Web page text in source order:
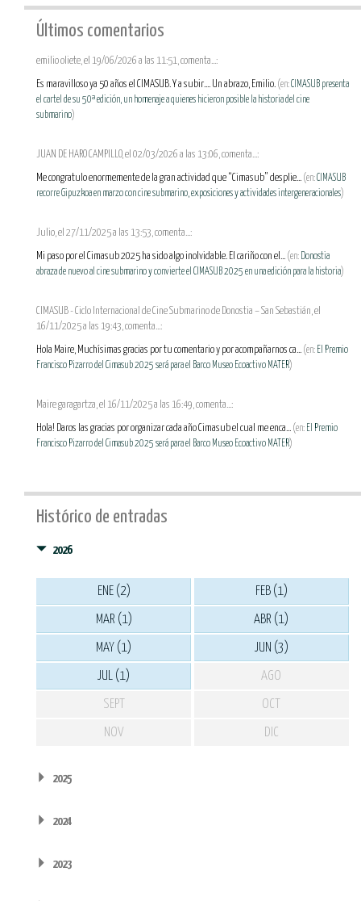
Últimos comentarios
emilio oliete, el 19/06/2026 a las 11:51, comenta...:
Es maravilloso ya 50 años el CIMASUB. Y a subir.... Un abrazo, Emilio. (en:CIMASUB presenta
el cartel de su 50ª edición, un homenaje a quienes hicieron posible la historia del cine
submarino)
JUAN DE HARO CAMPILLO, el 02/03/2026 a las 13:06, comenta...:
Me congratulo enormemente de la gran actividad que “Cimasub” desplie... (en:CIMASUB
recorre Gipuzkoa en marzo con cine submarino, exposiciones y actividades intergeneracionales)
Julio, el 27/11/2025 a las 13:53, comenta...:
Mi paso por el Cimasub 2025 ha sido algo inolvidable. El cariño con el... (en: Donostia
abraza de nuevo al cine submarino y convierte el CIMASUB 2025 en una edición para la historia)
CIMASUB - Ciclo Internacional de Cine Submarino de Donostia – San Sebastián, el
16/11/2025 a las 19:43, comenta...:
Hola Maire, Muchísimas gracias por tu comentario y por acompañarnos ca... (en: El Premio
Francisco Pizarro del Cimasub 2025 será para el Barco Museo Ecoactivo MATER)
Maire garagartza, el 16/11/2025 a las 16:49, comenta...:
Hola! Daros las gracias por organizar cada año Cimasub el cual me enca... (en: El Premio
Francisco Pizarro del Cimasub 2025 será para el Barco Museo Ecoactivo MATER)
Histórico de entradas
2026
ENE (2) FEB (1)
MAR (1) ABR (1)
MAY (1) JUN (3)
JUL (1) AGO
SEPT OCT
NOV DIC
2025
2024
2023